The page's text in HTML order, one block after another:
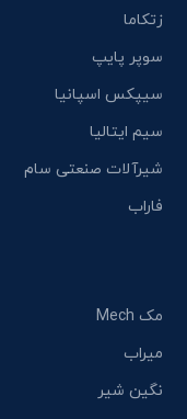
زتکاما
سوپر پایپ
سیپکس اسپانیا
سیم ایتالیا
شیرآلات صنعتی سام
فاراب
مک Mech
میراب
نگین شیر